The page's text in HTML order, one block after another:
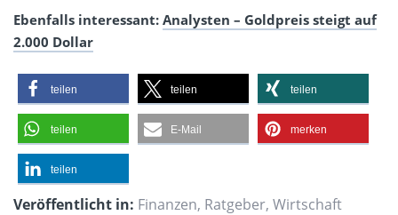
Ebenfalls interessant: Analysten – Goldpreis steigt auf
2.000 Dollar
teilen teilen teilen
teilen E-Mail merken
teilen
Veröffentlicht in: Finanzen, Ratgeber, Wirtschaft